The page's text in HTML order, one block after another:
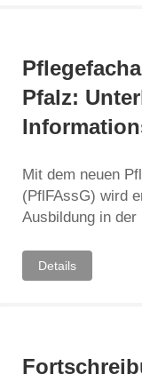
Pfalz:
Mit dem neuen
(PflFAssG) wird
Ausbildung in
Details